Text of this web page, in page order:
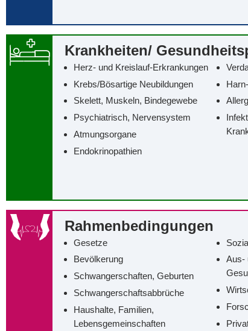
Krankheiten/‌
Herz- und Kreislauf-Erkrankungen
Krebs/‌Bösartige Neubildungen
Skelett, Muskeln, Bindegewebe
Psychiatrisch, Nervensystem
Atmungsorgane
Endokrinopathien
Rahmenbedingungen
Gesetze
Bevölkerung
Schwangerschaften, Geburten
Schwangerschaftsabbrüche
Haushalte, Familien,
Lebensgemeinschaften
Aus-